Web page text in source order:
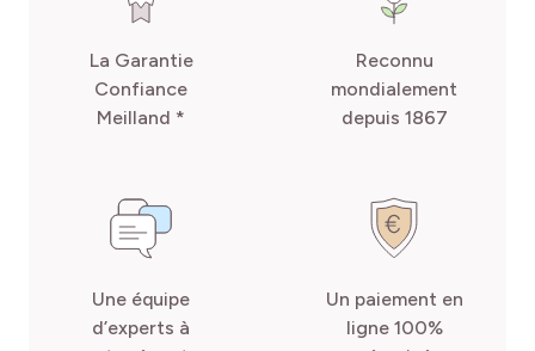
La Garantie
Confiance
Meilland *
Reconnu
mondialement
depuis 1867
Une équipe
d’experts à
Un paiement en
ligne 100%